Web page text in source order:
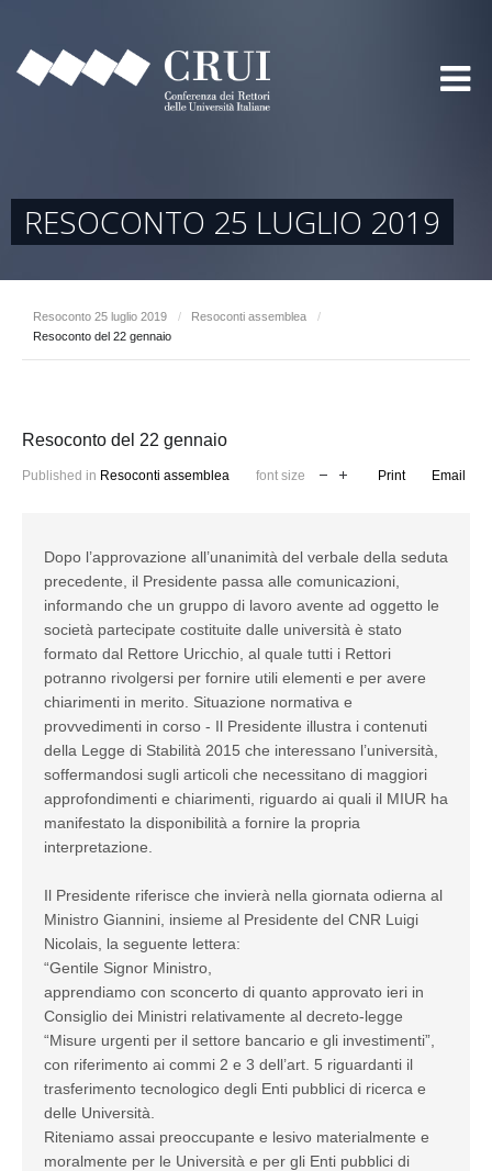
RESOCONTO 25 LUGLIO 2019
Resoconto 25 luglio 2019 / Resoconti assemblea
/
Resoconto del 22 gennaio
Resoconto del 22 gennaio
Published in Resoconti assemblea font size Print Email
Dopo l’approvazione all’unanimità del verbale della seduta
precedente, il Presidente passa alle comunicazioni,
informando che un gruppo di lavoro avente ad oggetto le
società partecipate costituite dalle università è stato
formato dal Rettore Uricchio, al quale tutti i Rettori
potranno rivolgersi per fornire utili elementi e per avere
chiarimenti in merito. Situazione normativa e
provvedimenti in corso - Il Presidente illustra i contenuti
della Legge di Stabilità 2015 che interessano l’università,
soffermandosi sugli articoli che necessitano di maggiori
approfondimenti e chiarimenti, riguardo ai quali il MIUR ha
manifestato la disponibilità a fornire la propria
interpretazione.
Il Presidente riferisce che invierà nella giornata odierna al
Ministro Giannini, insieme al Presidente del CNR Luigi
Nicolais, la seguente lettera:
“Gentile Signor Ministro,
apprendiamo con sconcerto di quanto approvato ieri in
Consiglio dei Ministri relativamente al decreto-legge
“Misure urgenti per il settore bancario e gli investimenti”,
con riferimento ai commi 2 e 3 dell’art. 5 riguardanti il
trasferimento tecnologico degli Enti pubblici di ricerca e
delle Università.
Riteniamo assai preoccupante e lesivo materialmente e
moralmente per le Università e per gli Enti pubblici di